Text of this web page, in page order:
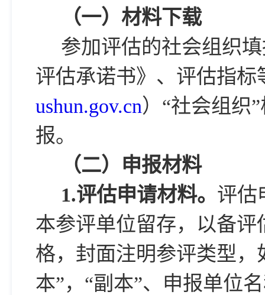
（一）材料下载
参加评估的社会组织
评估承诺书》、评估指
ushun.gov.cn）“社会组织
报。
（二）申报材料
1.评估申请材料。 评估
本参评单位留存，以备
格，封面注明参评类型，
本”，“副本”、申报单位